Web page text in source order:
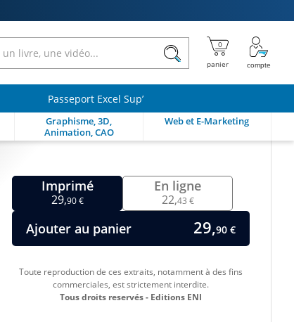
Passeport Excel Sup’
Graphisme, 3D,
Animation, CAO
Web et E-Marketing
Imprimé
29,90 €
En ligne
22,43 €
Ajouter au panier 29,90 €
Toute reproduction de ces extraits, notamment à des fins
commerciales, est strictement interdite.
Tous droits reservés - Editions ENI